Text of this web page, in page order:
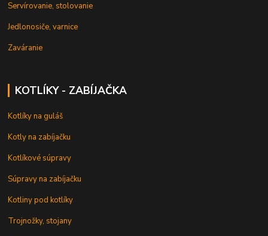
Servírovanie, stolovanie
Jedlonosiče, varnice
Zaváranie
KOTLÍKY - ZABÍJAČKA
Kotlíky na guláš
Kotly na zabíjačku
Kotlíkové súpravy
Súpravy na zabíjačku
Kotliny pod kotlíky
Trojnožky, stojany